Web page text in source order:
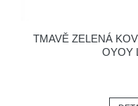
TMAVĚ ZELENÁ
OYOY